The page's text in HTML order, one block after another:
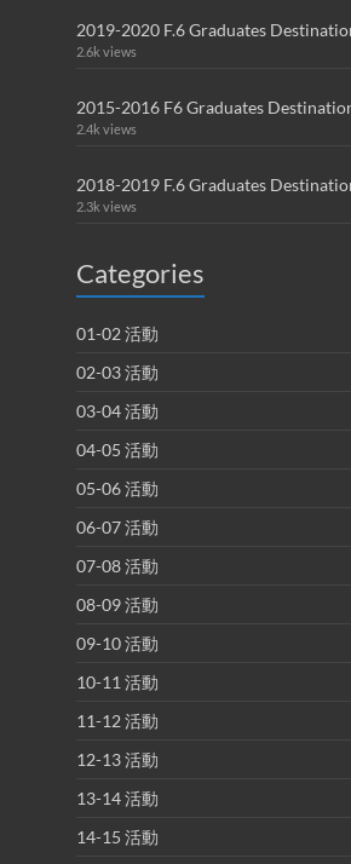
2019-2020 F.6 Graduates
2.6k views
2015-2016 F6 Graduates
2.4k views
2018-2019 F.6 Graduates
2.3k views
Categories
01-02 活動
02-03 活動
03-04 活動
04-05 活動
05-06 活動
06-07 活動
07-08 活動
08-09 活動
09-10 活動
10-11 活動
11-12 活動
12-13 活動
13-14 活動
14-15 活動